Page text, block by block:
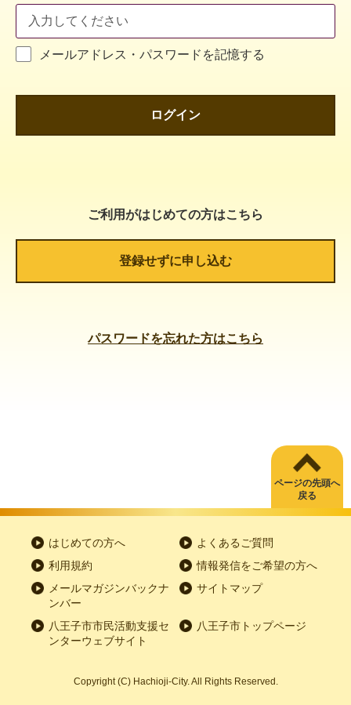
メールアドレス・パスワードを記憶する
ログイン
ご利用がはじめての方はこちら
登録せずに申し込む
パスワードを忘れた方はこちら
ページの先頭へ
戻る
はじめての方へ
よくあるご質問
利用規約
情報発信をご希望の方へ
メールマガジンバックナ
ンバー
サイトマップ
八王子市市民活動支援セ
ンターウェブサイト
八王子市トップページ
Copyright(C) Hachioji-City. All Rights Reserved.